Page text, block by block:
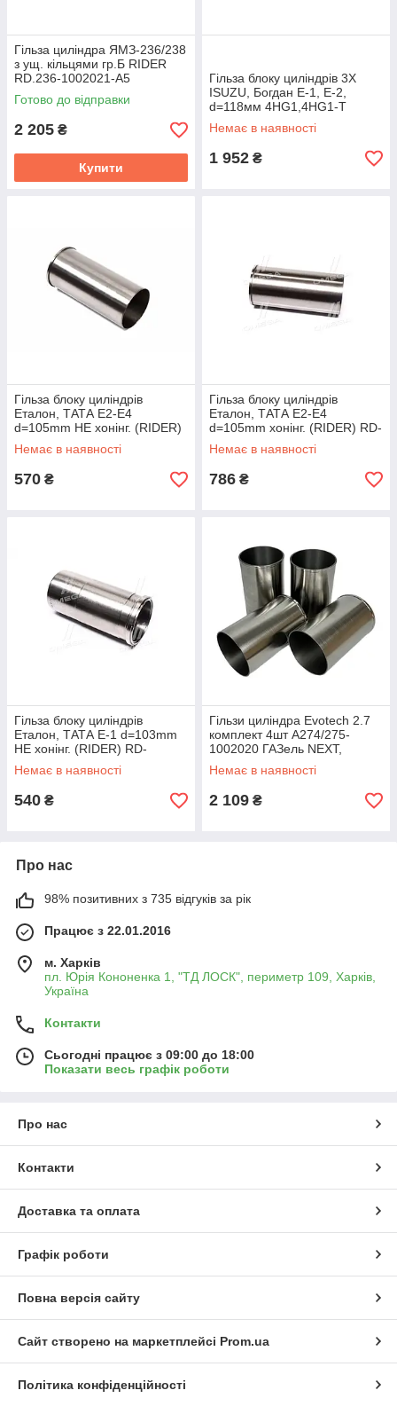
Гільза циліндра ЯМЗ-236/238
з ущ. кільцями гр.Б RIDER
RD.236-1002021-А5
Готово до відправки
2 205 ₴
Купити
Гільза блоку циліндрів 3X
ISUZU, Богдан Е-1, Е-2,
d=118мм 4HG1,4HG1-T
(RIDER) RD8980140490
Немає в наявності
1 952 ₴
Гільза блоку циліндрів
Еталон, ТАТА Е2-Е4
d=105mm НЕ хонінг. (RIDER)
RD-252701103727
Немає в наявності
570 ₴
Гільза блоку циліндрів
Еталон, ТАТА Е2-Е4
d=105mm хонінг. (RIDER) RD-
252701103727-1
Немає в наявності
786 ₴
Гільза блоку циліндрів
Еталон, ТАТА Е-1 d=103mm
НЕ хонінг. (RIDER) RD-
252501103702
Немає в наявності
540 ₴
Гільзи циліндра Evotech 2.7
комплект 4шт А274/275-
1002020 ГАЗель NEXT,
Бізнес, Мотордеталь-Конотоп
Немає в наявності
2 109 ₴
Про нас
98% позитивних з 735 відгуків за рік
Працює з 22.01.2016
м. Харків
пл. Юрія Кононенка 1, "ТД ЛОСК", периметр 109, Харків,
Україна
Контакти
Сьогодні працює з 09:00 до 18:00
Показати весь графік роботи
Про нас
Контакти
Доставка та оплата
Графік роботи
Повна версія сайту
Сайт створено на маркетплейсі Prom.ua
Політика конфіденційності